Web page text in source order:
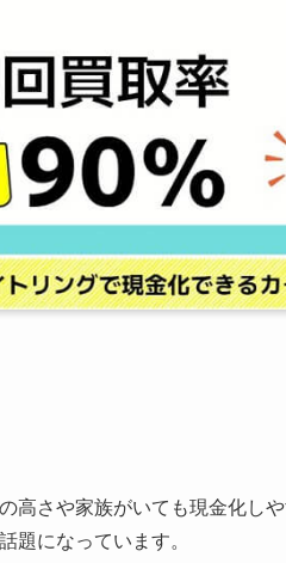
高さや家族がいても現金化し
題になっています。